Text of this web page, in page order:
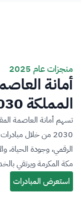
منجزات عام 2025
أمانة
المملكة 2030
تسهم أمانة العاصمة
2030 من خلال
الرقمي، وجودة الحياة،
مكة المكرمة ويرتقي